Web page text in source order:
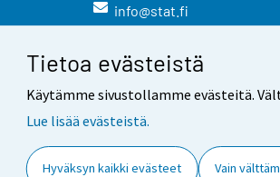
Tietoa evästeistä
Käytämme sivustollamme evästeitä.
Lue lisää evästeistä.
Hyväksyn kaikki evästeet Vain
info@stat.fi